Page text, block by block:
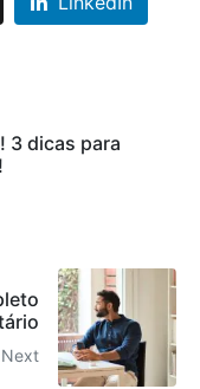
3 dicas para
Next